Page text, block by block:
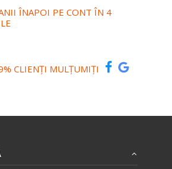
ÎNAPOI PE CONT ÎN 4
CLIENȚI MULȚUMIȚI